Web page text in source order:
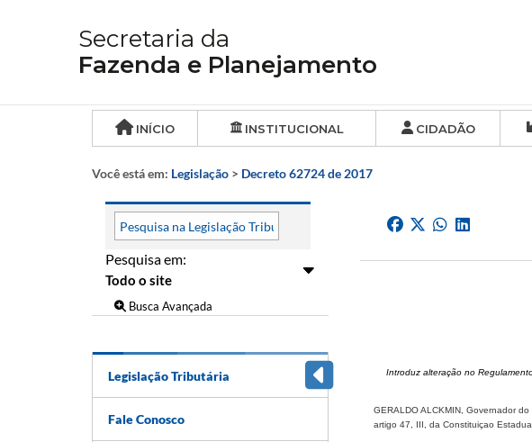
Secretaria da
Fazenda e Planejamento
INÍCIO INSTITUCIONAL CIDADÃO
Você está em: Legislação > Decreto 62724 de 2017
Pesquisa em:
Busca Avançada
Legislação Tributária
Fale Conosco
Introduz alteração no
GERALDO ALCKMIN, Governador
artigo 47, III, da Constituiçao